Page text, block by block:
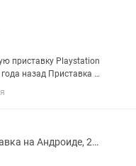
сразу рубиться...
приставку Playstation
назад Приставка и
в исправном
и на
Смарт приставка на Андроиде, 2/16Гб